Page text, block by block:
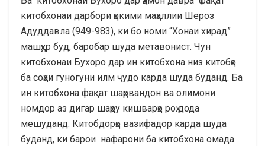
китобхонаи дарбори ҳокими маҳаллии Шероз
Адуддавла (949-983), ки бо номи “Хонаи хирад”
машҳур буд, баробар шуда метавонист. Чун
китобхонаи Бухоро дар ин китобхона низ китобҳо
ба соҳаи гуногуни илм ҷудо карда шуда буданд. Ба
ин китобхона фақат шаҳрвандон ва олимони
номдор аз дигар шаҳру кишварҳо роҳ дода
мешуданд. Китобдорҳо вазифадор карда шуда
буданд, ки барои нафарони ба китобхона омада